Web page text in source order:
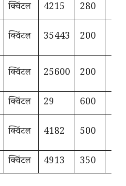
क्विंटल 4215 280
क्विंटल 35443 200
क्विंटल 25600 200
क्विंटल 29 600
क्विंटल 4182 500
क्विंटल 4913 350